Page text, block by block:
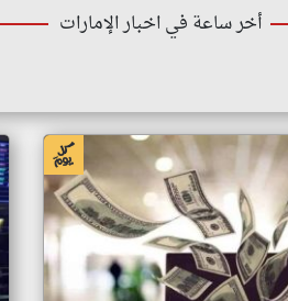
أخر ساعة في اخبار الإمارات